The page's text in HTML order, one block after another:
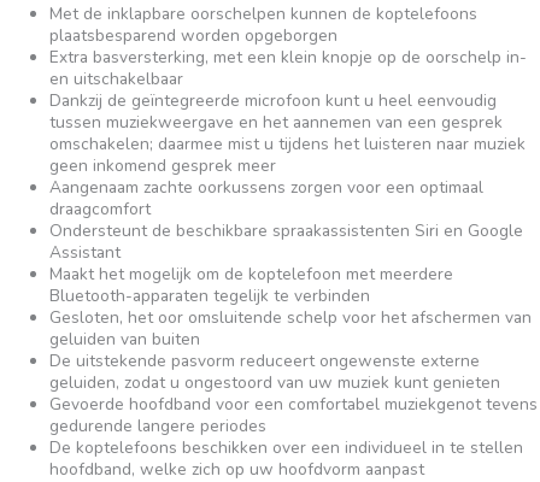
Met de inklapbare oorschelpen kunnen de koptelefoons
plaatsbesparend worden opgeborgen
Extra basversterking, met een klein knopje op de oorschelp in-
en uitschakelbaar
Dankzij de geïntegreerde microfoon kunt u heel eenvoudig
tussen muziekweergave en het aannemen van een gesprek
omschakelen; daarmee mist u tijdens het luisteren naar muziek
geen inkomend gesprek meer
Aangenaam zachte oorkussens zorgen voor een optimaal
draagcomfort
Ondersteunt de beschikbare spraakassistenten Siri en Google
Assistant
Maakt het mogelijk om de koptelefoon met meerdere
Bluetooth-apparaten tegelijk te verbinden
Gesloten, het oor omsluitende schelp voor het afschermen van
geluiden van buiten
De uitstekende pasvorm reduceert ongewenste externe
geluiden, zodat u ongestoord van uw muziek kunt genieten
Gevoerde hoofdband voor een comfortabel muziekgenot tevens
gedurende langere periodes
De koptelefoons beschikken over een individueel in te stellen
hoofdband, welke zich op uw hoofdvorm aanpast